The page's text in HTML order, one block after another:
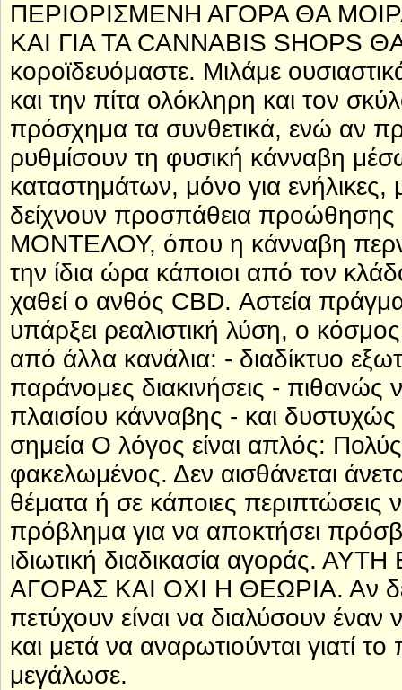
ΠΕΡΙΟΡΙΣΜΕΝΗ ΑΓΟΡΑ ΘΑ
ΚΑΙ ΓΙΑ ΤΑ CANNABIS SHOPS
κοροϊδευόμαστε. Μιλάμε
και την πίτα ολόκληρη και τον
πρόσχημα τα συνθετικά, ενώ αν
ρυθμίσουν τη φυσική κάνναβη
καταστημάτων, μόνο για
δείχνουν προσπάθεια
ΜΟΝΤΕΛΟΥ, όπου η κάνναβη
την ίδια ώρα κάποιοι από τον
χαθεί ο ανθός CBD. Αστεία
υπάρξει ρεαλιστική λύση, ο
από άλλα κανάλια: - διαδίκτυο
παράνομες διακινήσεις - πιθανώς
πλαισίου κάνναβης - και
σημεία Ο λόγος είναι απλός:
φακελωμένος. Δεν αισθάνεται
θέματα ή σε κάποιες περιπτώσεις
πρόβλημα για να αποκτήσει
ιδιωτική διαδικασία αγοράς.
ΑΓΟΡΑΣ ΚΑΙ ΟΧΙ Η ΘΕΩΡΙΑ. Αν
πετύχουν είναι να διαλύσουν
και μετά να αναρωτιούνται γιατί
μεγάλωσε.